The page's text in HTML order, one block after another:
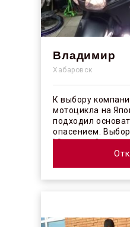
Владимир
Хабаровск
К выбору
мотоцикла на
подходил
опасением.
"Синергос" после